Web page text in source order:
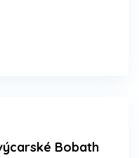
Bobath